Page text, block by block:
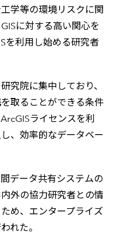
学等の環境リスクに関
に対する高い関心を
を利用し始める研究者
究院に集中しており、
取ることができる条件
ライセンスを利
、効率的なデータベー
データ共有システムの
外の協力研究者との情
め、エンタープライズ
れた。